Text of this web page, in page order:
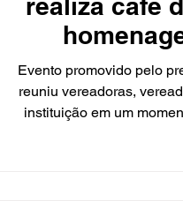
Evento promovido pelo
reuniu vereadoras,
instituição em um